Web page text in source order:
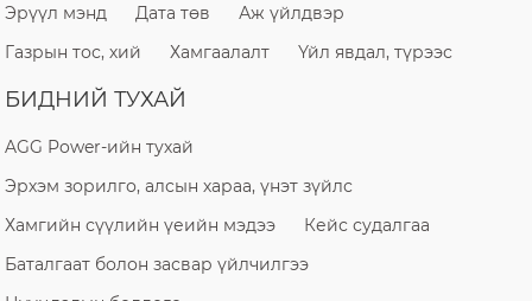
Эрүүл мэнд Дата төв
Аж үйлдвэр
Газрын тос, хий
Хамгаалалт Үйл явдал, түрээс
БИДНИЙ ТУХАЙ
AGG Power-ийн тухай
Эрхэм зорилго, алсын хараа, үнэт зүйлс
Хамгийн сүүлийн үеийн мэдээ
Кейс судалгаа
Баталгаат болон засвар үйлчилгээ